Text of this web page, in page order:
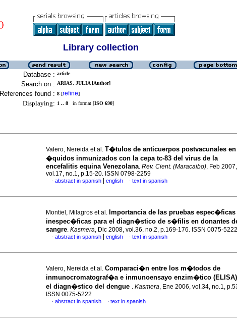
Library collection
Database : article
Search on : ARIAS, JULIA [Author]
References found : 8 [refine]
Displaying: 1 .. 8 in format [ISO 690]
Valero, Nereida et al. T�tulos de anticuerpos postvacunales en
�quidos inmunizados con la cepa tc-83 del virus de la
encefalitis equina Venezolana. Rev. Cient. (Maracaibo), Feb 2007,
vol.17, no.1, p.15-20. ISSN 0798-2259
· abstract in spanish english · text in spanish
Montiel, Milagros et al. Importancia de las pruebas espec�ficas
inespec�ficas para el diagn�stico de s�filis en donantes
sangre. Kasmera, Dic 2008, vol.36, no.2, p.169-176. ISSN 0075-5222
· abstract in spanish english · text in spanish
Valero, Nereida et al. Comparaci�n entre los m�todos de
inmunocromatograf�a e inmunoensayo enzim�tico
el diagn�stico del dengue . Kasmera, Ene 2006, vol.34, no.1,
ISSN 0075-5222
· abstract in spanish · text in spanish